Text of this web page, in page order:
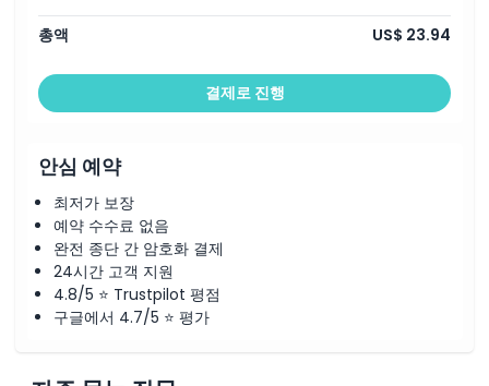
총액 US$ 23.94
결제로 진행
안심 예약
최저가 보장
예약 수수료 없음
완전 종단 간 암호화 결제
24시간 고객 지원
4.8/5 ⭐ Trustpilot 평점
구글에서 4.7/5 ⭐ 평가